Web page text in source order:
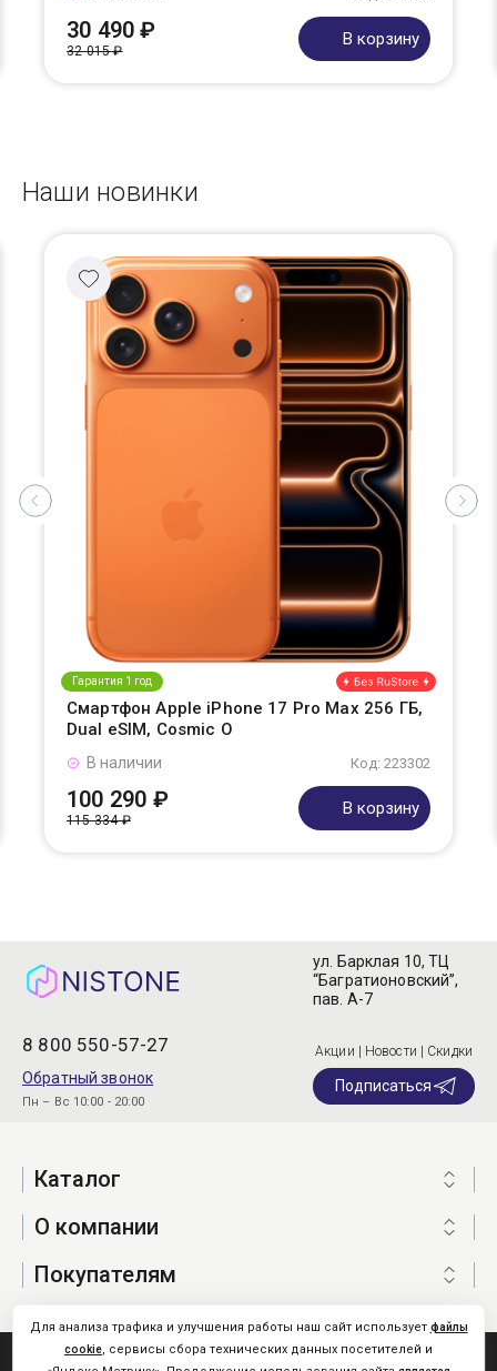
30 490 ₽
32 015 ₽
В корзину
Наши новинки
Гарантия 1 год
Смартфон Apple iPhone 17 Pro Max 256 ГБ,
Dual eSIM, Cosmic O
Код: 223302
В наличии
100 290 ₽
115 334 ₽
В корзину
8 800 550-57-27
Обратный звонок
Пн – Вс 10:00 - 20:00
ул. Барклая 10, ТЦ
“Багратионовский”,
пав. А-7
Акции | Новости | Скидки
Подписаться
Каталог
О компании
Покупателям
Nistone.Ru © 2026
Для анализа трафика и улучшения работы наш сайт использует файлы
cookie, сервисы сбора технических данных посетителей и